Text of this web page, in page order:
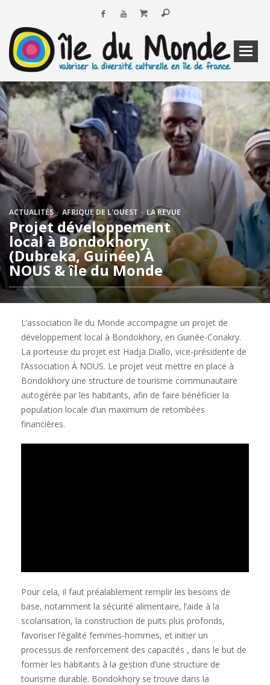
ACTUALITÉS AFRIQUE DE L'OUEST LA REVUE
Projet développement
local à Bondokhory
(Dubreka, Guinée) À
NOUS & île du Monde
L’association île du Monde accompagne un projet de
développement local à Bondokhory, en Guinée-Conakry.
La porteuse du projet est Hadja Diallo, vice-présidente de
l’Association À NOUS. Le projet veut mettre en place à
Bondokhory une structure de tourisme communautaire
autogérée par les habitants, afin de faire bénéficier la
population locale d’un maximum de retombées
financières.
Pour cela, il faut préalablement remplir les besoins de
base, notamment la sécurité alimentaire, l’aide à la
scolarisation, la construction de puits plus profonds,
favoriser l’égalité femmes-hommes, et initier un
processus de renforcement des capacités , dans le but de
former les habitants à la gestion d’une structure de
tourisme durable. Bondokhory se trouve dans la